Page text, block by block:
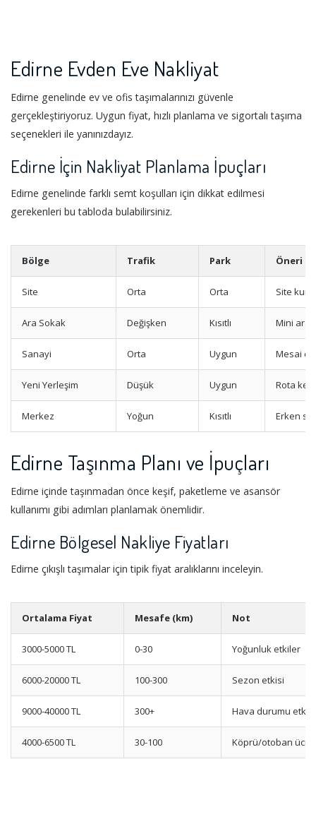
Edirne Evden Eve Nakliyat
Edirne genelinde ev ve ofis taşımalarınızı güvenle
gerçekleştiriyoruz. Uygun fiyat, hızlı planlama ve sigortalı taşıma
seçenekleri ile yanınızdayız.
Edirne İçin Nakliyat Planlama İpuçları
Edirne genelinde farklı semt koşulları için dikkat edilmesi
gerekenleri bu tabloda bulabilirsiniz.
Bölge Trafik Park Öneri
Site Orta Orta Site
Ara Sokak Değişken Kısıtlı Mini araç
Sanayi Orta Uygun Mesai
Yeni Yerleşim Düşük Uygun Rota
Merkez Yoğun Kısıtlı Erken
Edirne Taşınma Planı ve İpuçları
Edirne içinde taşınmadan önce keşif, paketleme ve asansör
kullanımı gibi adımları planlamak önemlidir.
Edirne Bölgesel Nakliye Fiyatları
Edirne çıkışlı taşımalar için tipik fiyat aralıklarını inceleyin.
Ortalama Fiyat Mesafe (km) Not
3000-5000 TL 0-30 Yoğunluk etkiler
6000-20000 TL 100-300 Sezon etkisi
9000-40000 TL 300+ Hava durumu etkisi
4000-6500 TL 30-100 Köprü/otoban